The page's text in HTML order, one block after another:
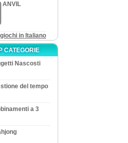
ANVIL
in Italiano
CATEGORIE
Nascosti
del tempo
a 3